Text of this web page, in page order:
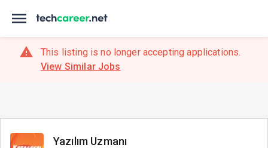
This listing is no longer accepting applications.
View Similar Jobs
Yazılım Uzmanı